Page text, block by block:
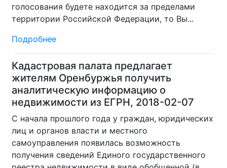
голосования будете находится за пределами
территории Российской Федерации, то Вы...
Подробнее
Кадастровая палата предлагает
жителям Оренбуржья получить
аналитическую информацию о
недвижимости из ЕГРН, 2018-02-07
С начала прошлого года у граждан, юридических
лиц и органов власти и местного
самоуправления появилась возможность
получения сведений Единого государственного